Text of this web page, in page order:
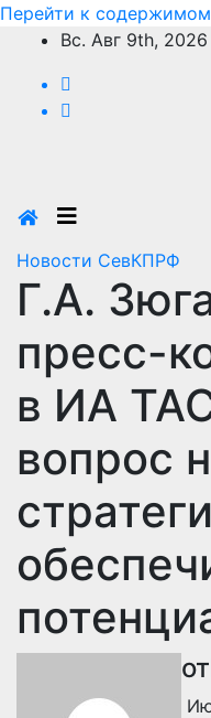
Перейти к
Вс. Авг 9th, 2026
Новости СевКПРФ
Г.А.
пресс-
в ИА
вопрос
от